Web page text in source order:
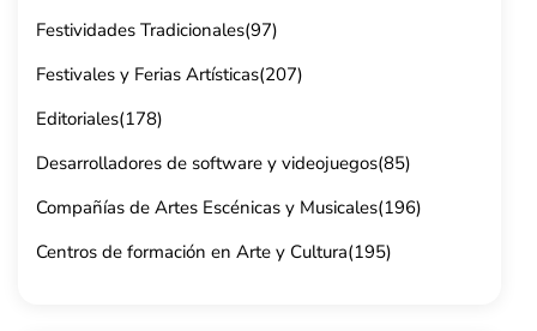
Festividades Tradicionales(97)
Festivales y Ferias Artísticas(207)
Editoriales(178)
Desarrolladores de software y videojuegos(85)
Compañías de Artes Escénicas y Musicales(196)
Centros de formación en Arte y Cultura(195)